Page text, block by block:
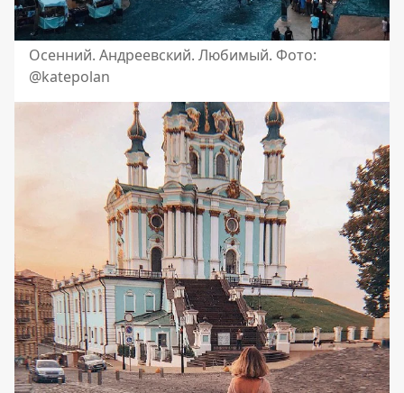
Осенний. Андреевский. Любимый. Фото:
@katepolan